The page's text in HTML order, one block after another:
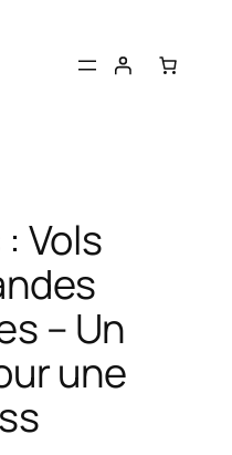
Vols
– Un
une